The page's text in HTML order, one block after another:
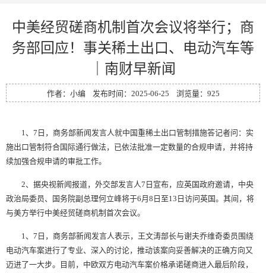
中美经贸磋商机制首次会议将举行；商
务部回应！事关稀土出口、电动汽车等
｜南财早新闻
作者：小编 发布时间：2025-06-25 浏览量： 925
1、7日，商务部新闻发言人就中国重稀土出口管制措施答记者问：实
施出口管制符合国际通行做法，已依法批准一定数量的合规申请，并将持
续加强合规申请的审批工作。
2、据央视新闻报道，外交部发言人7日宣布，应英国政府邀请，中央
政治局委员、国务院副总理何立峰将于6月8日至13日访问英国。其间，将
与美方举行中美经贸磋商机制首次会议。
1、7日，商务部新闻发言人表示，王文涛部长与谢夫乔维奇委员围绕
电动汽车案进行了专业、深入的讨论，推动该案向妥善解决的正确方向又
迈进了一大步。目前，中欧双方电动汽车案价格承诺磋商进入最后阶段，